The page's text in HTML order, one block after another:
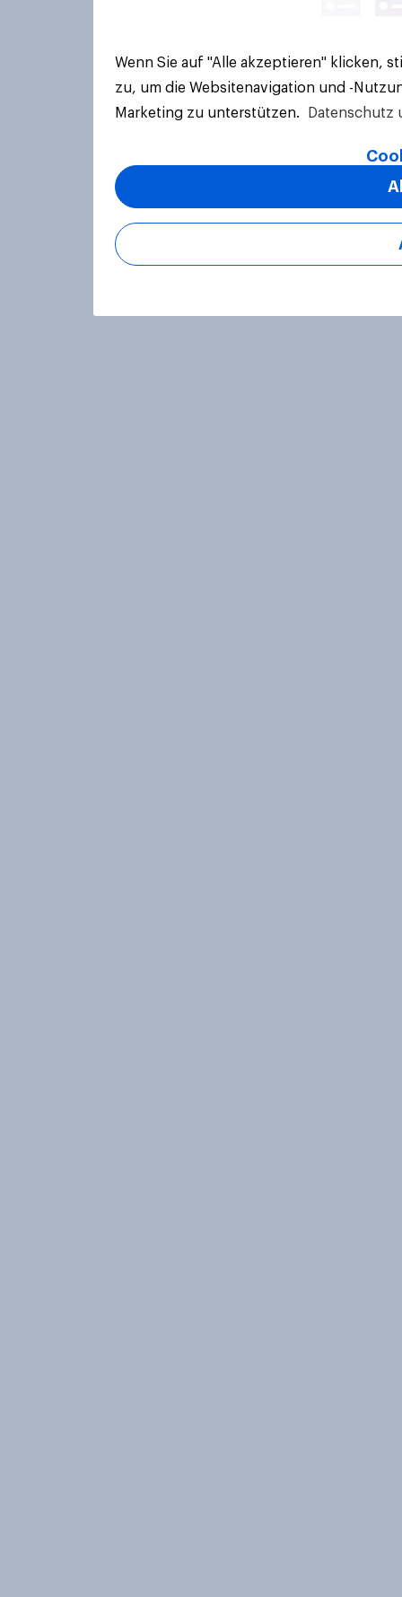
Wenn Sie auf "Alle akzeptieren" klicken,
zu, um die Websitenavigation und -
Marketing zu unterstützen.
Datenschutz